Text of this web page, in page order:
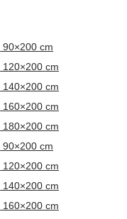
90×200 cm
120×200 cm
140×200 cm
160×200 cm
180×200 cm
90×200 cm
120×200 cm
140×200 cm
160×200 cm